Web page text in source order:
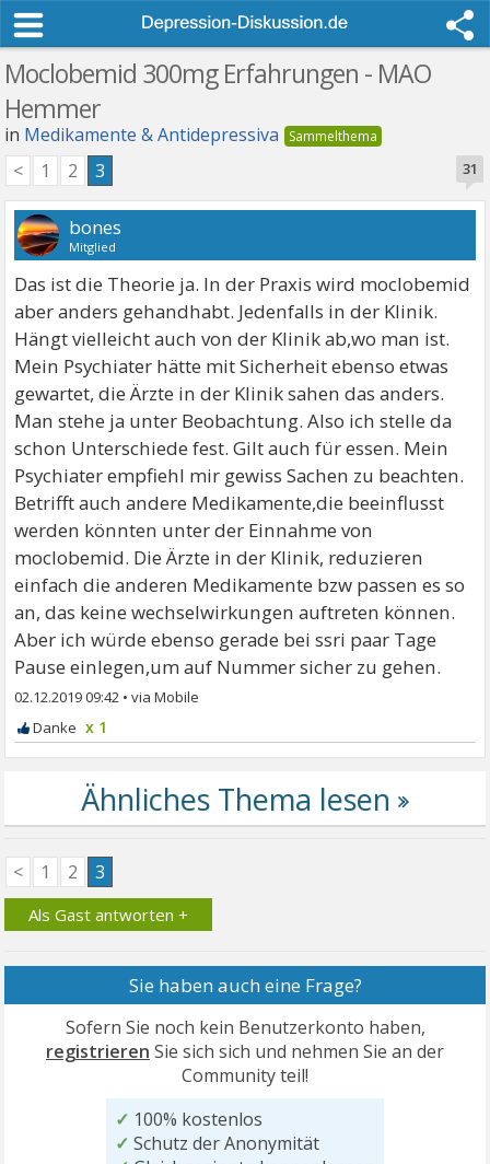
Moclobemid 300mg Erfahrungen - MAO
Hemmer
in Medikamente & Antidepressiva
31
< 1 2 3
bones
Mitglied
Das ist die Theorie ja. In der Praxis wird moclobemid
aber anders gehandhabt. Jedenfalls in der Klinik.
Hängt vielleicht auch von der Klinik ab,wo man ist.
Mein Psychiater hätte mit Sicherheit ebenso etwas
gewartet, die Ärzte in der Klinik sahen das anders.
Man stehe ja unter Beobachtung. Also ich stelle da
schon Unterschiede fest. Gilt auch für essen. Mein
Psychiater empfiehl mir gewiss Sachen zu beachten.
Betrifft auch andere Medikamente,die beeinflusst
werden könnten unter der Einnahme von
moclobemid. Die Ärzte in der Klinik, reduzieren
einfach die anderen Medikamente bzw passen es so
an, das keine wechselwirkungen auftreten können.
Aber ich würde ebenso gerade bei ssri paar Tage
Pause einlegen,um auf Nummer sicher zu gehen.
02.12.2019 09:42 •
x 1
< 1 2 3
Als Gast antworten +
Sie haben auch eine Frage?
Sofern Sie noch kein Benutzerkonto haben,
registrieren Sie sich sich und nehmen Sie an der
Community teil!
✓ 100% kostenlos
✓ Schutz der Anonymität